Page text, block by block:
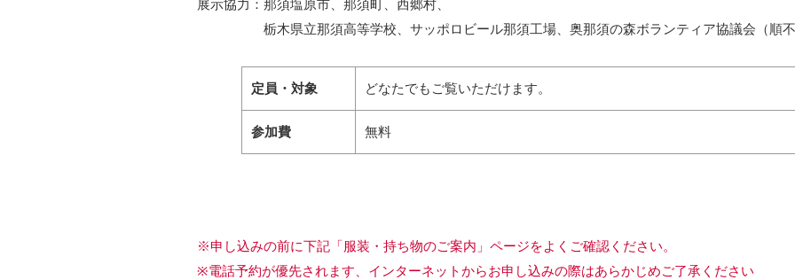
展示協力：那須塩原市、那須町、西郷村、
栃木県立那須高等学校、サッポロビール那須工場、奥那須の森ボランティア協議会（順
定員・対象 どなたでもご覧いただけます。
参加費 無料
※申し込みの前に下記「服装・持ち物のご案内」ページをよくご確認ください。
※電話予約が優先されます、インターネットからお申し込みの際はあらかじめご了承ください